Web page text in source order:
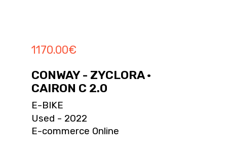
1170.00€
CONWAY - ZYCLORA ·
CAIRON C 2.0
E-BIKE
Used - 2022
E-commerce Online